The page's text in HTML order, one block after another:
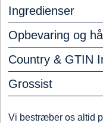
Ingredienser
Opbevaring og
Country & GTIN
Grossist
Vi bestræber os altid